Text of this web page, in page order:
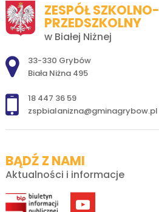
ZESPÓŁ SZKOLNO-
PRZEDSZKOLNY
w Białej Niżnej
Adres pocztowy:
33-330 Grybów
Biała Niżna 495
18 447 36 59
zspbialanizna@gminagrybow.pl
BĄDŹ Z NAMI
Aktualności i informacje